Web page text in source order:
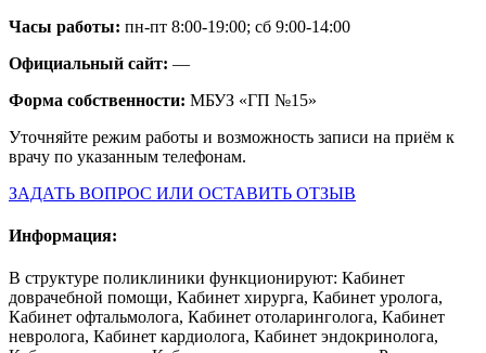
Часы работы: пн-пт 8:00-19:00; сб 9:00-14:00
Официальный сайт: —
Форма собственности: МБУЗ «ГП №15»
Уточняйте режим работы и возможность записи на приём к
врачу по указанным телефонам.
ЗАДАТЬ ВОПРОС ИЛИ ОСТАВИТЬ ОТЗЫВ
Информация:
В структуре поликлиники функционируют: Кабинет
доврачебной помощи, Кабинет хирурга, Кабинет уролога,
Кабинет офтальмолога, Кабинет отоларинголога, Кабинет
невролога, Кабинет кардиолога, Кабинет эндокринолога,